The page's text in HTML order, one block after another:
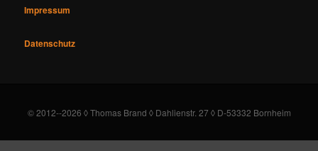
Impressum
Datenschutz
© 2012--2026 ◊ Thomas Brand ◊ Dahlienstr. 27 ◊ D-53332 Bornheim